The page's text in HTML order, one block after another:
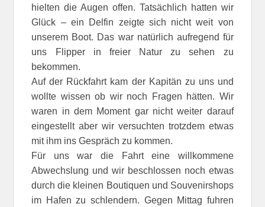
hielten die Augen offen. Tatsächlich hatten wir
Glück – ein Delfin zeigte sich nicht weit von
unserem Boot. Das war natürlich aufregend für
uns Flipper in freier Natur zu sehen zu
bekommen.
Auf der Rückfahrt kam der Kapitän zu uns und
wollte wissen ob wir noch Fragen hätten. Wir
waren in dem Moment gar nicht weiter darauf
eingestellt aber wir versuchten trotzdem etwas
mit ihm ins Gespräch zu kommen.
Für uns war die Fahrt eine willkommene
Abwechslung und wir beschlossen noch etwas
durch die kleinen Boutiquen und Souvenirshops
im Hafen zu schlendern. Gegen Mittag fuhren